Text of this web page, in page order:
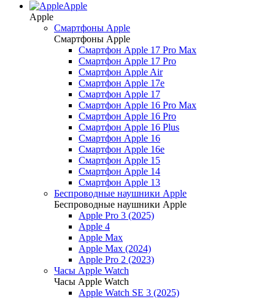
Apple
Apple
Смартфоны Apple
Смартфоны Apple
Смартфон Apple 17 Pro Max
Смартфон Apple 17 Pro
Смартфон Apple Air
Смартфон Apple 17e
Смартфон Apple 17
Смартфон Apple 16 Pro Max
Смартфон Apple 16 Pro
Смартфон Apple 16 Plus
Смартфон Apple 16
Смартфон Apple 16e
Смартфон Apple 15
Смартфон Apple 14
Смартфон Apple 13
Беспроводные наушники Apple
Беспроводные наушники Apple
Apple Pro 3 (2025)
Apple 4
Apple Max
Apple Max (2024)
Apple Pro 2 (2023)
Часы Apple Watch
Часы Apple Watch
Apple Watch SE 3 (2025)